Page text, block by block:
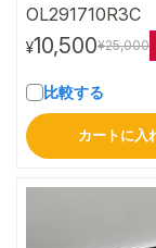
OL291710R3C
¥10,500¥25,000
比較する
カートに入